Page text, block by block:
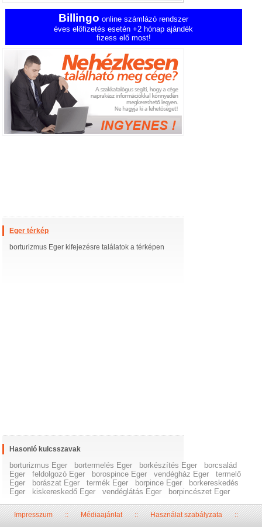
Billingo online számlázó rendszer
éves előfizetés esetén +2 hónap ajándék
fizess elő most!
Eger térkép
borturizmus Eger kifejezésre találatok a térképen
Hasonló kulcsszavak
borturizmus Eger bortermelés Eger borkészítés Eger
borcsalád
Eger
feldolgozó Eger borospince Eger vendégház Eger
termelő
Eger
borászat Eger termék Eger borpince Eger
borkereskedés
Eger
kiskereskedő Eger vendéglátás Eger borpincészet Eger
Impresszum::Médiaajánlat::Használat szabályzata::